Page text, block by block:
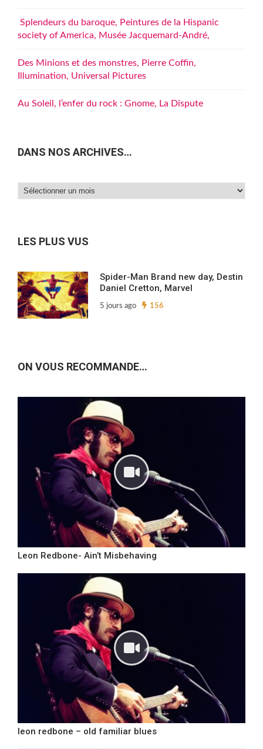
Splendeurs du baroque, Peintures de la Hispanic
society of America, Musée Jacquemard-André,
Des Minions et des monstres, Pierre Coffin,
Illumination, Universal Pictures
Au Soleil, l’enfer du rock : Gnome, La Dispute
DANS NOS ARCHIVES…
Dans
LES PLUS VUS
Spider-Man Brand new day, Destin
Daniel Cretton, Marvel
5 jours ago 156
ON VOUS RECOMMANDE…
Leon Redbone- Ain’t Misbehaving
leon redbone – old familiar blues